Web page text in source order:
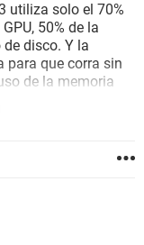
utiliza solo el 70%
50% de la
de disco. Y la
para que corra sin
de la memoria
prácticamente
manera me